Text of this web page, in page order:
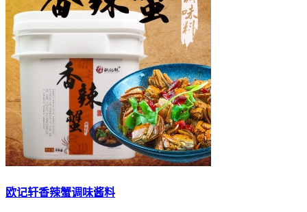
欧记轩香辣蟹调味酱料